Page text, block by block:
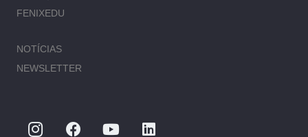
FENIXEDU
NOTÍCIAS
NEWSLETTER